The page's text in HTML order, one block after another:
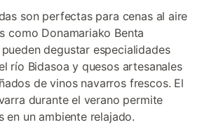
son perfectas para cenas al aire
como Donamariako Benta
degustar especialidades
río Bidasoa y quesos artesanales
de vinos navarros frescos. El
durante el verano permite
en un ambiente relajado.